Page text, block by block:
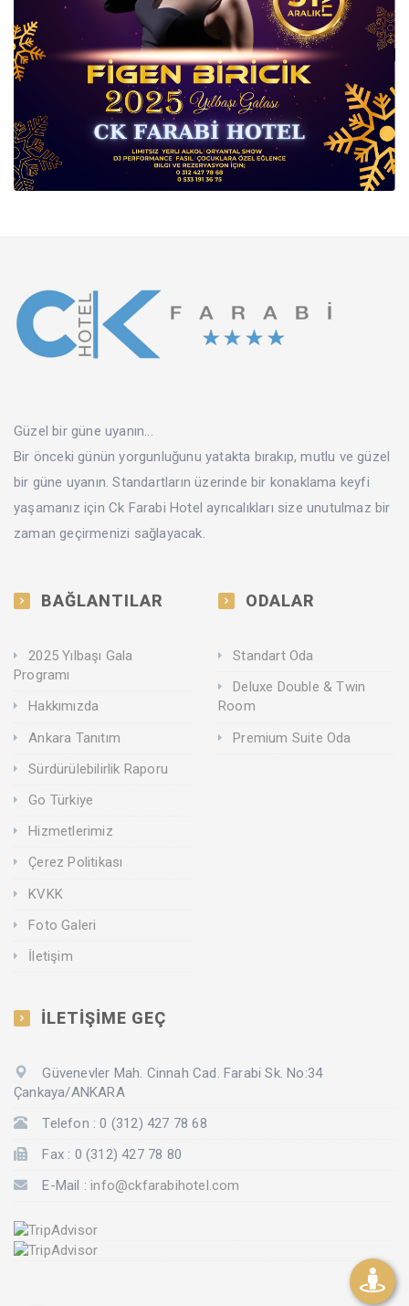
Güzel bir güne uyanın...
Bir önceki günün yorgunluğunu yatakta bırakıp, mutlu ve güzel
bir güne uyanın. Standartların üzerinde bir konaklama keyfi
yaşamanız için Ck Farabi Hotel ayrıcalıkları size unutulmaz bir
zaman geçirmenizi sağlayacak.
BAĞLANTILAR
2025 Yılbaşı Gala
Programı
Hakkımızda
Ankara Tanıtım
Sürdürülebilirlik Raporu
Go Türkiye
Hizmetlerimiz
Çerez Politikası
KVKK
Foto Galeri
İletişim
ODALAR
Standart Oda
Deluxe Double & Twin
Room
Premium Suite Oda
İLETİŞİME GEÇ
Güvenevler Mah. Cinnah Cad. Farabi Sk. No:34
Çankaya/ANKARA
Telefon : 0 (312) 427 78 68
Fax : 0 (312) 427 78 80
E-Mail :info@ckfarabihotel.com